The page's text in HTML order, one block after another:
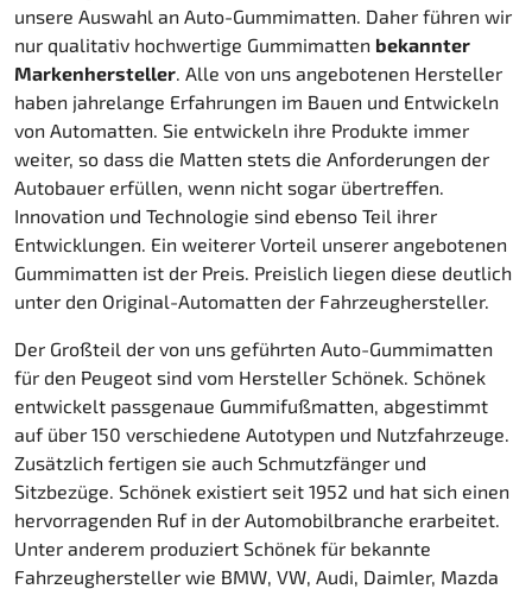
unsere Auswahl an Auto-Gummimatten. Daher führen wir
nur qualitativ hochwertige Gummimatten bekannter
Markenhersteller . Alle von uns angebotenen Hersteller
haben jahrelange Erfahrungen im Bauen und Entwickeln
von Automatten. Sie entwickeln ihre Produkte immer
weiter, so dass die Matten stets die Anforderungen der
Autobauer erfüllen, wenn nicht sogar übertreffen.
Innovation und Technologie sind ebenso Teil ihrer
Entwicklungen. Ein weiterer Vorteil unserer angebotenen
Gummimatten ist der Preis. Preislich liegen diese deutlich
unter den Original-Automatten der Fahrzeughersteller.
Der Großteil der von uns geführten Auto-Gummimatten
für den Peugeot sind vom Hersteller Schönek. Schönek
entwickelt passgenaue Gummifußmatten, abgestimmt
auf über 150 verschiedene Autotypen und Nutzfahrzeuge.
Zusätzlich fertigen sie auch Schmutzfänger und
Sitzbezüge. Schönek existiert seit 1952 und hat sich einen
hervorragenden Ruf in der Automobilbranche erarbeitet.
Unter anderem produziert Schönek für bekannte
Fahrzeughersteller wie BMW, VW, Audi, Daimler, Mazda